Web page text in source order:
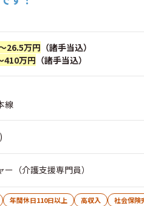
26.5万円 （諸手当込）
410万円 （諸手当込）
線
（介護支援専門員）
年間休日110日以上 高収入 社会保険